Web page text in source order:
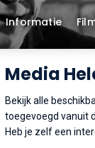
Informatie
Media
Bekijk alle
toegevoegd vanuit
Heb je zelf een